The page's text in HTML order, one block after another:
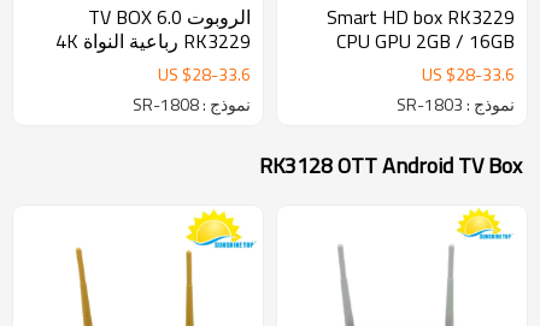
Smart HD box RK3229
CPU GPU 2GB / 16GB
Android 6.0 Quad core Q
box Android TV Box SR-
1803
US $28-33.6
نموذج : SR-1803
الروبوت 6.0 TV BOX
RK3229 رباعية النواة 4K
واي فاي H.265 3D إيثرنت
US $28-33.6
نموذج : SR-1808
RK3128 OTT Android TV Box